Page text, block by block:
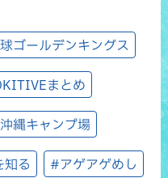
ゴールデンキングス
まとめ
縄キャンプ場
知る #アゲアゲめし